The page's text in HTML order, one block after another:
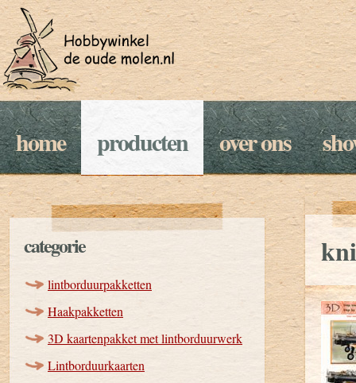
home producten over ons
categorie
lintborduurpakketten
Haakpakketten
3D kaartenpakket met lintborduurwerk
Lintborduurkaarten